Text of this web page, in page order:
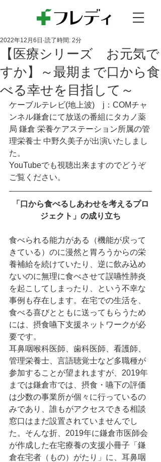
【医療シリーズ お元気で
すか】～最期まで口から食
べる幸せを目指して～
2022年12月6日 読了時間: 2分
ケーブルテレビ(地上波)　j：COMチャ
ンネル鎌倉にて放送の番組にタカノ薬
局 鎌倉 栄養ケアステーション所属の管
理栄養士 中野久美子が出演いたしまし
た。
YouTubeでも視聴出来ますのでどうぞ
ご覧ください。
「口から食べるしあわせを考えるプロ
ジェクト」の成り立ち
食べられる能力がある（機能が戻って
きている）のに漫然と胃ろうからの栄
養補給を続けていたり、逆に飲み込め
ないのに無理に食べさせて誤嚥性肺炎
を起こしてしまったり、という不幸な
事例も存在します。在宅での生活を、
食べる喜びとともに送ってもらうため
には、摂食嚥下支援ネットワークが必
要です。
耳鼻咽喉科医師、歯科医師、看護師、
管理栄養士、言語聴覚士など多職種が
参加することが望まれますが、2019年
までは鎌倉市では、摂食・嚥下の評価
は少数の事業所が個々に行っているの
みであり、誰もがアクセスできる相談
窓口はまだ設置されていませんでし
た。そんな折、2019年に鎌倉市医師会
が作成した在宅療養の支援小冊子「鎌
倉在宅者（もの）がたり」に、耳鼻咽